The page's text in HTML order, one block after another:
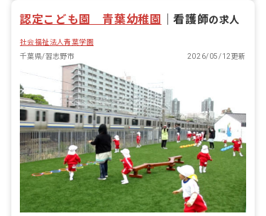
クラス 120名／職員5名 （その他パート
す） ■保育理念 ・人から愛される喜びを
知り、人や物を愛し、感謝する心を育て
よう。 ・目標達成の喜びを知る事で、ど
んな事にもくじけない強い精神力を養お
う。 ・たくさんの遊びや運動を通して、
自ら危険を回避できる健康な体をつくろ
う。 ・自ら考える力を養い、何事にも意
欲的に行動できる子どもを育てよう。 ■
保育のこだわり たくさんのカリキュラム
や行事‧日々の生活から様々な経験を通
して、自分に自信をつけてもらい、そこ
から苦手なものにもチャレンジし、バラ
ンスのとれた成長をしてほしいと考えて
います。具体的なカリキュラムとしては
認定こども園 青葉幼稚園 ｜看護師の求人
社会福祉法人青葉学園
千葉県/習志野市
2026/05/12更新